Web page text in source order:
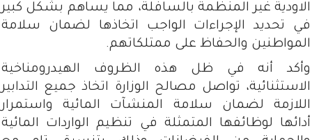
الاودية غير المنظمة بالسافلة، مما يساهم بشكل كبير
في تحديد الإجراءات الواجب اتخاذها لضمان سلامة
المواطنين والحفاظ على ممتلكاتهم.
وأكد أنه في ظل هذه الظروف الهيدرومناخية
الاستثنائية، تواصل مصالح الوزارة اتخاذ جميع التدابير
اللازمة لضمان سلامة المنشآت المائية واستمرار
أدائها لوظائفها المتمثلة في تنظيم الواردات المائية